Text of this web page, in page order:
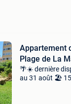
Appartement
Plage de La
🌴☀️ dernière
au 31 août 🏖️ 15